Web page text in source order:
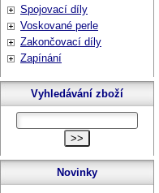
Spojovací díly
Voskované perle
Zakončovací díly
Zapínání
Vyhledávání zboží
Novinky